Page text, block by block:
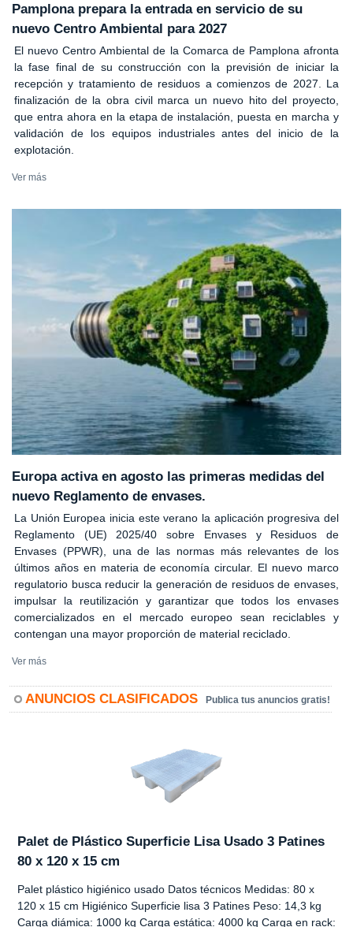
Pamplona prepara la entrada en servicio de su
nuevo Centro Ambiental para 2027
El nuevo Centro Ambiental de la Comarca de Pamplona afronta
la fase final de su construcción con la previsión de iniciar la
recepción y tratamiento de residuos a comienzos de 2027. La
finalización de la obra civil marca un nuevo hito del proyecto,
que entra ahora en la etapa de instalación, puesta en marcha y
validación de los equipos industriales antes del inicio de la
explotación.
Ver más
Europa activa en agosto las primeras medidas del
nuevo Reglamento de envases.
La Unión Europea inicia este verano la aplicación progresiva del
Reglamento (UE) 2025/40 sobre Envases y Residuos de
Envases (PPWR), una de las normas más relevantes de los
últimos años en materia de economía circular. El nuevo marco
regulatorio busca reducir la generación de residuos de envases,
impulsar la reutilización y garantizar que todos los envases
comercializados en el mercado europeo sean reciclables y
contengan una mayor proporción de material reciclado.
Ver más
ANUNCIOS CLASIFICADOS Publica tus anuncios gratis!
Palet de Plástico Superficie Lisa Usado 3 Patines
80 x 120 x 15 cm
Palet plástico higiénico usado Datos técnicos Medidas: 80 x
120 x 15 cm Higiénico Superficie lisa 3 Patines Peso: 14,3 kg
Carga diámica: 1000 kg Carga estática: 4000 kg Carga en rack: